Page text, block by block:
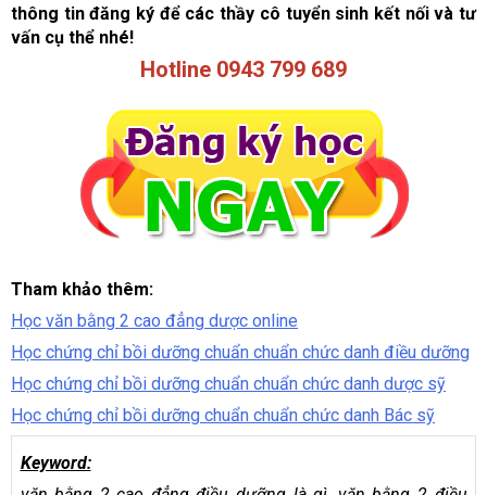
thông tin đăng ký để các thầy cô tuyển sinh kết nối và tư
vấn cụ thể nhé!
Hotline 0943 799 689
Tham khảo thêm:
Học văn bằng 2 cao đẳng dược online
Học chứng chỉ bồi dưỡng chuẩn chuẩn chức danh điều dưỡng
Học chứng chỉ bồi dưỡng chuẩn chuẩn chức danh dược sỹ
Học chứng chỉ bồi dưỡng chuẩn chuẩn chức danh Bác sỹ
Keyword: